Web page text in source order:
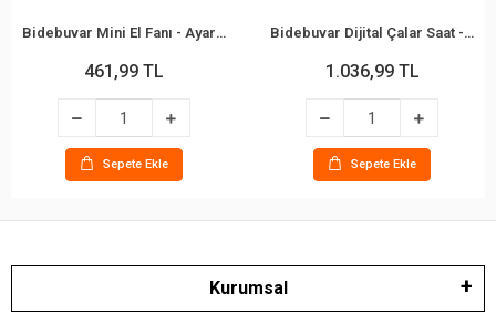
Bidebuvar Mini El Fanı - Ayarlanabilir Hız - Dijital Gösterge - 5W - Karışık Renk
461,99 TL
Sepete Ekle
Bidebuvar Dijital Çalar Saat - Bluetooth Özellikli Mini Hoparlör - USB Şarjlı - Işıklı
1.036,99 TL
Sepete Ekle
Kurumsal